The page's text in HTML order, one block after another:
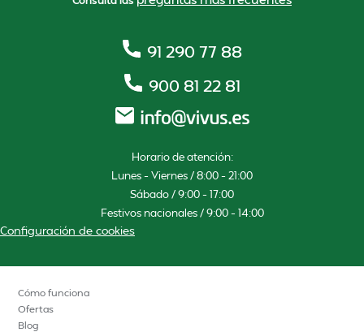
91 290 77 88
900 81 22 81
Horario de atención:
Lunes – Viernes / 8:00 – 21:00
Sábado / 9:00 – 17:00
Festivos nacionales / 9:00 – 14:00
Configuración de cookies
Cómo funciona
Ofertas
Blog